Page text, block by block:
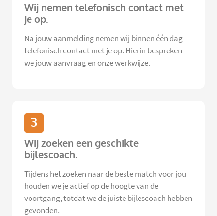
Wij nemen telefonisch contact met
je op.
Na jouw aanmelding nemen wij binnen één dag
telefonisch contact met je op. Hierin bespreken
we jouw aanvraag en onze werkwijze.
3
Wij zoeken een geschikte
bijlescoach.
Tijdens het zoeken naar de beste match voor jou
houden we je actief op de hoogte van de
voortgang, totdat we de juiste bijlescoach hebben
gevonden.